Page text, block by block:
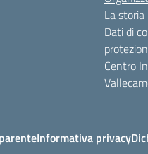
La storia
Dati di
Centro
Informativa privacy